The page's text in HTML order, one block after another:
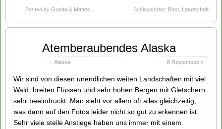
Posted by Gunda & Mattes Schlagwörter: Boot Landschaft
Atemberaubendes Alaska
Alaska 8 Responses »
Wir sind von diesen unendlichen weiten Landschaften mit viel
Wald, breiten Flüssen und sehr hohen Bergen mit Gletschern
sehr beeindruckt. Man sieht vor allem oft alles gleichzeitig,
was dann auf den Fotos leider nicht so gut zu erkennen ist.
Sehr viele steile Anstiege haben uns immer mit einem